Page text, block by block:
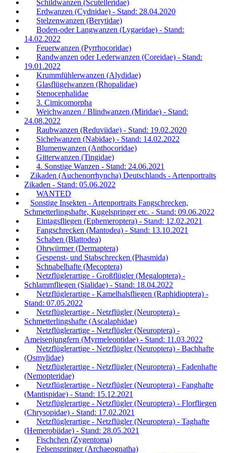
Schildwanzen (Scutelleridae)
Erdwanzen (Cydnidae) - Stand: 28.04.2020
Stelzenwanzen (Berytidae)
Boden-oder Langwanzen (Lygaeidae) - Stand:
14.02.2022
Feuerwanzen (Pyrrhocoridae)
Randwanzen oder Lederwanzen (Coreidae) - Stand:
19.01.2022
Krummfühlerwanzen (Alydidae)
Glasflügelwanzen (Rhopalidae)
Stenocephalidae
3. Cimicomorpha
Weichwanzen / Blindwanzen (Miridae) - Stand:
24.08.2022
Raubwanzen (Reduviidae) - Stand: 19.02.2020
Sichelwanzen (Nabidae) - Stand: 14.02.2022
Blumenwanzen (Anthocoridae)
Gitterwanzen (Tingidae)
4. Sonstige Wanzen - Stand: 24.06.2021
Zikaden (Auchenorrhyncha) Deutschlands - Artenportraits
Zikaden - Stand: 05.06.2022
WANTED
Sonstige Insekten - Artenportraits Fangschrecken,
Schmetterlingshafte, Kugelspringer etc. - Stand: 09.06.2022
Eintagsfliegen (Ephemeroptera) - Stand: 12.02.2021
Fangschrecken (Mantodea) - Stand: 13.10.2021
Schaben (Blattodea)
Ohrwürmer (Dermaptera)
Gespenst- und Stabschrecken (Phasmida)
Schnabelhafte (Mecoptera)
Netzflüglerartige - Großflügler (Megaloptera) -
Schlammfliegen (Sialidae) - Stand: 18.04.2022
Netzflüglerartige - Kamelhalsfliegen (Raphidioptera) -
Stand: 07.05.2022
Netzflüglerartige - Netzflügler (Neuroptera) -
Schmetterlingshafte (Ascalaphidae)
Netzflüglerartige - Netzflügler (Neuroptera) -
Ameisenjungfern (Myrmeleontidae) - Stand: 11.03.2022
Netzflüglerartige - Netzflügler (Neuroptera) - Bachhafte
(Osmylidae)
Netzflüglerartige - Netzflügler (Neuroptera) - Fadenhafte
(Nemopteridae)
Netzflüglerartige - Netzflügler (Neuroptera) - Fanghafte
(Mantispidae) - Stand: 15.12.2021
Netzflüglerartige - Netzflügler (Neuroptera) - Florfliegen
(Chrysopidae) - Stand: 17.02.2021
Netzflüglerartige - Netzflügler (Neuroptera) - Taghafte
(Hemerobiidae) - Stand: 28.05.2021
Fischchen (Zygentoma)
Felsenspringer (Archaeognatha)